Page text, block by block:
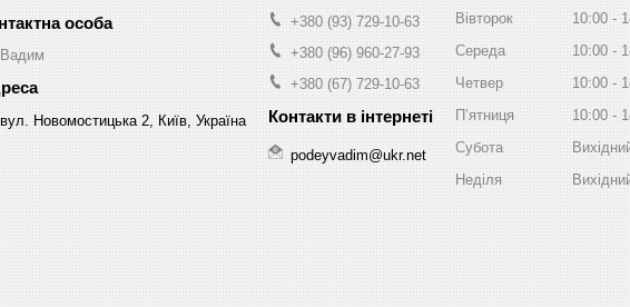
Вадим
вул. Новомостицька 2, Київ, Україна
+380 (93) 729-10-63
+380 (96) 960-27-93
+380 (67) 729-10-63
podeyvadim@ukr.net
Вівторок
10:00
Середа
10:00
Четвер
10:00
Пʼятниця
10:00
Субота
Неділя